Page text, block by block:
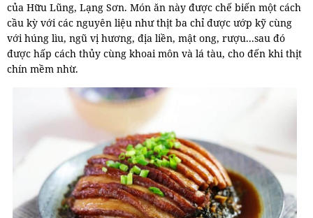
của Hữu Lũng, Lạng Sơn. Món ăn này được chế biến một cách
cầu kỳ với các nguyên liệu như thịt ba chỉ được ướp kỹ cùng
với húng lìu, ngũ vị hương, địa liền, mật ong, rượu...sau đó
được hấp cách thủy cùng khoai môn và lá tàu, cho đến khi thịt
chín mềm nhừ.